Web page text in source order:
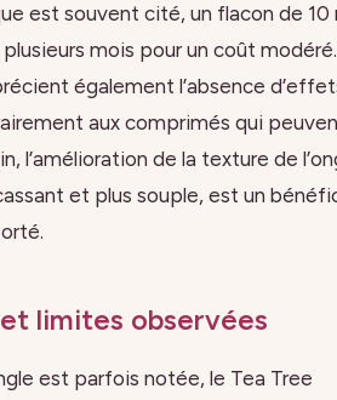
est souvent cité, un flacon de 10
mois pour un coût modéré.
également l’absence
aux comprimés qui
l’amélioration de la texture de
et plus souple, est un
limites observées
est parfois notée, le Tea Tree